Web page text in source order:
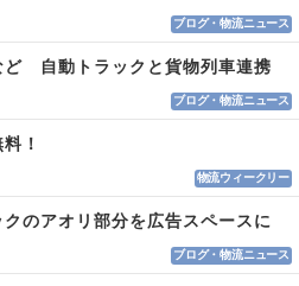
ブログ・物流ニュース
ど 自動トラックと貨物列車連携
ブログ・物流ニュース
！
物流ウィークリー
のアオリ部分を広告スペースに
ブログ・物流ニュース